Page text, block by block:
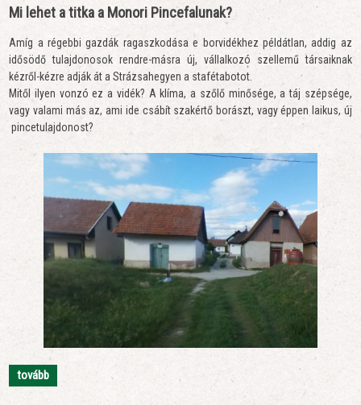
Mi lehet a titka a Monori Pincefalunak?
Amíg a régebbi gazdák ragaszkodása e borvidékhez példátlan, addig az
idősödő tulajdonosok rendre-másra új, vállalkozó szellemű társaiknak
kézről-kézre adják át a Strázsahegyen a stafétabotot.
Mitől ilyen vonzó ez a vidék? A klíma, a szőlő minősége, a táj szépsége,
vagy valami más az, ami ide csábít szakértő borászt, vagy éppen laikus, új
pincetulajdonost?
tovább